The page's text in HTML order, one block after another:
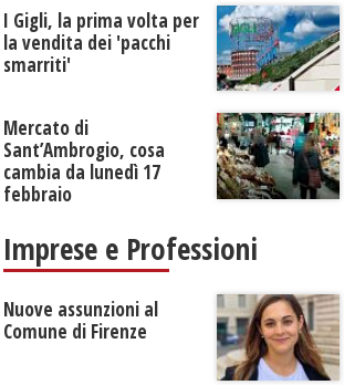
I Gigli, la prima volta per
la vendita dei 'pacchi
smarriti'
Mercato di
Sant’Ambrogio, cosa
cambia da lunedì 17
febbraio
Imprese e Professioni
Nuove assunzioni al
Comune di Firenze